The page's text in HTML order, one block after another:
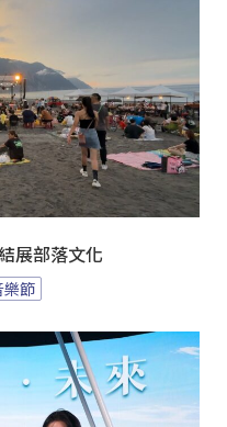
展部落文化
樂節